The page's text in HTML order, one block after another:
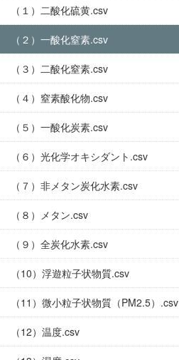
（１）二酸化硫黄.csv
（２）一酸化窒素.csv
（３）二酸化窒素.csv
（４）窒素酸化物.csv
（５）一酸化炭素.csv
（６）光化学オキシダント.csv
（７）非メタン炭化水素.csv
（８）メタン.csv
（９）全炭化水素.csv
（10）浮遊粒子状物質.csv
（11）微小粒子状物質（PM2.5）.csv
（12）温度.csv